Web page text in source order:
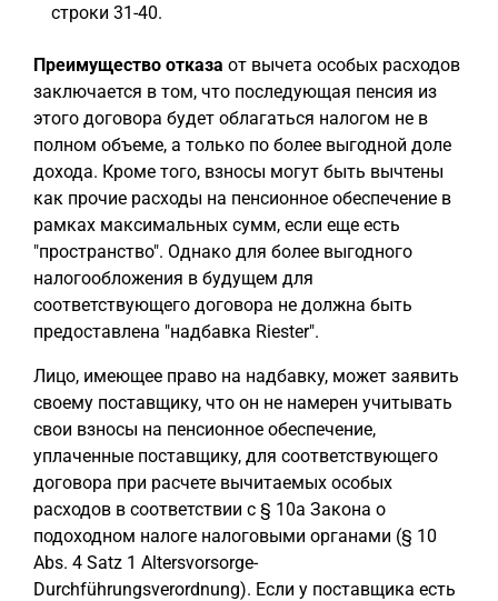
строки 31-40.
Преимущество отказа от вычета особых расходов
заключается в том, что последующая пенсия из
этого договора будет облагаться налогом не в
полном объеме, а только по более выгодной доле
дохода. Кроме того, взносы могут быть вычтены
как прочие расходы на пенсионное обеспечение в
рамках максимальных сумм, если еще есть
"пространство". Однако для более выгодного
налогообложения в будущем для
соответствующего договора не должна быть
предоставлена "надбавка Riester".
Лицо, имеющее право на надбавку, может заявить
своему поставщику, что он не намерен учитывать
свои взносы на пенсионное обеспечение,
уплаченные поставщику, для соответствующего
договора при расчете вычитаемых особых
расходов в соответствии с § 10a Закона о
подоходном налоге налоговыми органами (§ 10
Abs. 4 Satz 1 Altersvorsorge-
Durchführungsverordnung). Если у поставщика есть